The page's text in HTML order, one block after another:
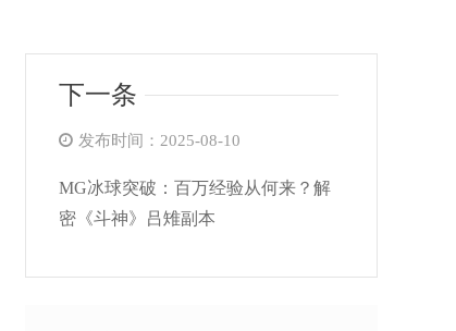
下一条
发布时间：2025-08-10
MG冰球突破：百万经验从何来？解
密《斗神》吕雉副本